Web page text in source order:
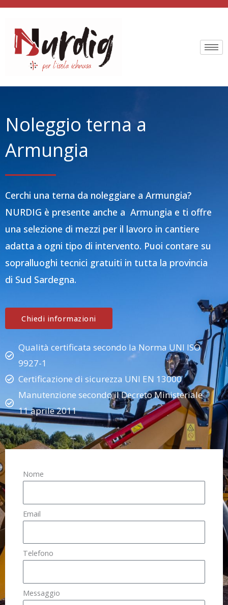
Vai
contenuto
Noleggio terna a
Armungia
Cerchi una terna da noleggiare a Armungia?
NURDIG è presente anche a Armungia e ti offre
una selezione di mezzi per il lavoro in cantiere
adatta a ogni tipo di intervento. Puoi contare su
sopralluoghi tecnici gratuiti in tutta la provincia
di Sud Sardegna.
Chiedi informazioni
Qualità certificata secondo la Norma UNI ISO
9927-1
Certificazione di sicurezza UNI EN 13000
Manutenzione secondo il Decreto Ministeriale
11 aprile 2011
Nome
Email
Telefono
Messaggio